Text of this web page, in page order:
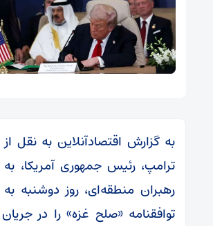
به گزارش اقتصادآنلاین به نقل از
ترامپ، رئیس جمهوری آمریکا،
رهبران منطقه‌ای، روز دوشنبه
توافقنامه «صلح غزه» را در